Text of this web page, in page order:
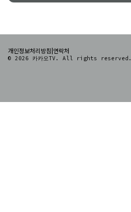
개인정보처리방침 연락처
© 2026 카카오TV. All rights reserved.